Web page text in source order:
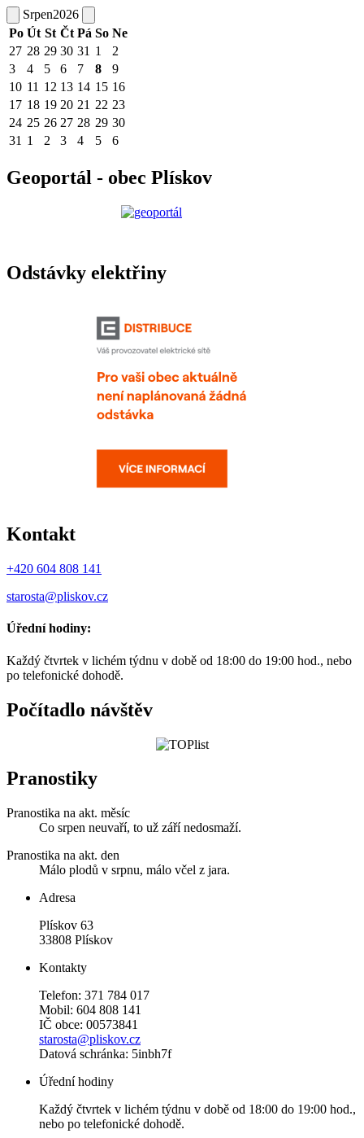
Srpen2026
Po Út St Čt Pá So Ne
27 28 29 30 31 1
2
3
4 5 6 7 8
9
10 11 12 13 14 15 16
17 18 19 20 21 22 23
24 25 26 27 28 29 30
31 1 2 3 4 5 6
Geoportál - obec Plískov
Odstávky elektřiny
Kontakt
+420 604 808 141
starosta@pliskov.cz
Úřední hodiny:
Každý čtvrtek v lichém týdnu v době od 18:00 do 19:00 hod., nebo
po telefonické dohodě.
Počítadlo návštěv
Pranostiky
Pranostika na akt. měsíc
Co srpen neuvaří, to už září nedosmaží.
Pranostika na akt. den
Málo plodů v srpnu, málo včel z jara.
Adresa
Plískov 63
33808 Plískov
Kontakty
Telefon: 371 784 017
Mobil: 604 808 141
IČ obce: 00573841
starosta@pliskov.cz
Datová schránka: 5inbh7f
Úřední hodiny
Každý čtvrtek v lichém týdnu v době od 18:00 do 19:00 hod.,
nebo po telefonické dohodě.